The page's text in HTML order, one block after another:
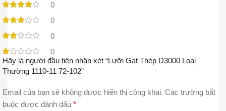
0
0
0
0
Hãy là người đầu tiên nhận xét “Lưỡi Gạt Thép D3000 Loại
Thường 1110-11 72-102”
Email của bạn sẽ không được hiển thị công khai. Các trường bắt
buộc được đánh dấu *